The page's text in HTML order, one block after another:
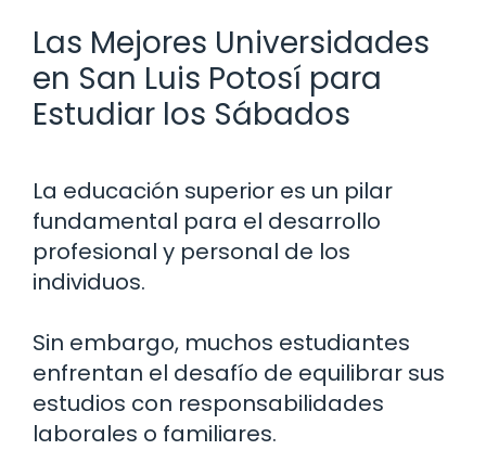
Las Mejores Universidades
en San Luis Potosí para
Estudiar los Sábados
La educación superior es un pilar
fundamental para el desarrollo
profesional y personal de los
individuos.
Sin embargo, muchos estudiantes
enfrentan el desafío de equilibrar sus
estudios con responsabilidades
laborales o familiares.